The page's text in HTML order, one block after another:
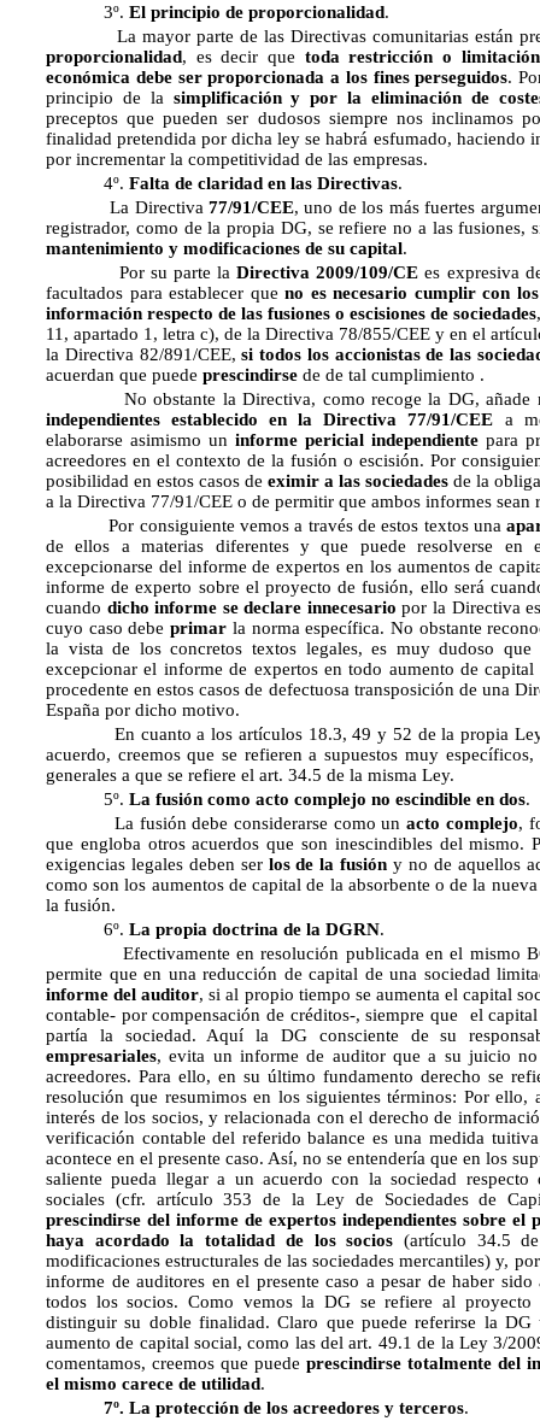
3º. El principio de proporcionalidad.
La mayor parte de las Directivas comunitarias están
proporcionalidad, es decir que toda restricción o
económica debe ser proporcionada a los fines perseguidos.
principio de la simplificación y por la eliminación de
preceptos que pueden ser dudosos siempre nos inclinamos
finalidad pretendida por dicha ley se habrá esfumado, haciendo
por incrementar la competitividad de las empresas.
4º. Falta de claridad en las Directivas.
La Directiva 77/91/CEE, uno de los más fuertes
registrador, como de la propia DG, se refiere no a las fusiones,
mantenimiento y modificaciones de su capital.
Por su parte laDirectiva 2009/109/CE es expresiva
facultados para establecer queno es necesario cumplir con
información respecto de las fusiones o escisiones de sociedades
11, apartado 1, letra c), de la Directiva 78/855/CEE y en el
la Directiva 82/891/CEE,si todos los accionistas de las
acuerdan que puede prescindirse de de tal cumplimiento .
No obstante la Directiva, como recoge la DG, añade
independientes establecido en la Directiva 77/91/CEE a
elaborarse asimismo un informe pericial independientepara
acreedores en el contexto de la fusión o escisión. Por
posibilidad en estos casos deeximir a las sociedades de la
a la Directiva 77/91/CEE o de permitir que ambos informes sean
Por consiguiente vemos a través de estos textos una
de ellos a materias diferentes y que puede resolverse
excepcionarse del informe de expertos en los aumentos de
informe de experto sobre el proyecto de fusión, ello será
cuando dicho informe se declare innecesario por la Directiva
cuyo caso debeprimar la norma específica. No obstante
la vista de los concretos textos legales, es muy dudoso
excepcionar el informe de expertos en todo aumento de
procedente en estos casos de defectuosa transposición de una
España por dicho motivo.
En cuanto a los artículos 18.3, 49 y 52 de la propia Ley
acuerdo, creemos que se refieren a supuestos muy
generales a que se refiere el art. 34.5 de la misma Ley.
5º. La fusión como acto complejo no escindible en dos.
La fusión debe considerarse como unacto complejo,
que engloba otros acuerdos que son inescindibles del mismo.
exigencias legales deben ser los de la fusión y no de aquellos
como son los aumentos de capital de la absorbente o de la
la fusión.
6º. La propia doctrina de la DGRN.
Efectivamente en resolución publicada en el mismo
permite que en una reducción de capital de una sociedad
informe del auditor, si al propio tiempo se aumenta el capital
contable- por compensación de créditos-, siempre que el
partía la sociedad. Aquí la DG consciente de su
empresariales, evita un informe de auditor que a su juicio
acreedores. Para ello, en su último fundamento derecho se
resolución que resumimos en los siguientes términos: Por
interés de los socios, y relacionada con el derecho de
verificación contable del referido balance es una medida
acontece en el presente caso. Así, no se entendería que en los
saliente pueda llegar a un acuerdo con la sociedad
sociales (cfr. artículo 353 de la Ley de Sociedades de
prescindirse del informe de expertos independientes sobre el
haya acordado la totalidad de los socios (artículo 34.5
modificaciones estructurales de las sociedades mercantiles) y,
informe de auditores en el presente caso a pesar de haber
todos los socios. Como vemos la DG se refiere al
distinguir su doble finalidad. Claro que puede referirse la
aumento de capital social, como las del art. 49.1 de la Ley 3/
comentamos, creemos que puedeprescindirse totalmente del
el mismo carece de utilidad.
7º. La protección de los acreedores y terceros.